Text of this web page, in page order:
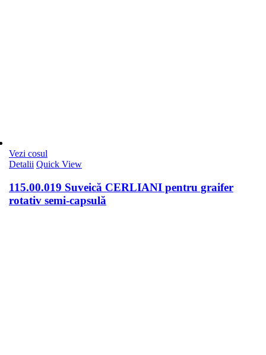
Vezi cosul
Detalii Quick View
115.00.019 Suveică CERLIANI pentru graifer
rotativ semi-capsulă